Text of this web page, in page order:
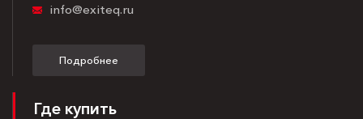
info@exiteq.ru
Подробнее
Где купить